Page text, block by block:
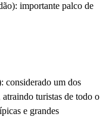
importante palco de
considerado um dos
turistas de todo o
e grandes